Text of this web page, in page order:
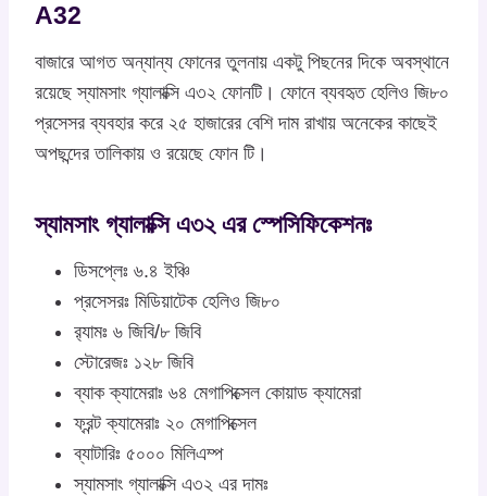
A32
বাজারে আগত অন্যান্য ফোনের তুলনায় একটু পিছনের দিকে অবস্থানে
রয়েছে স্যামসাং গ্যালাক্সি এ৩২ ফোনটি। ফোনে ব্যবহৃত হেলিও জি৮০
প্রসেসর ব্যবহার করে ২৫ হাজারের বেশি দাম রাখায় অনেকের কাছেই
অপছন্দের তালিকায় ও রয়েছে ফোন টি।
স্যামসাং গ্যালাক্সি এ৩২ এর স্পেসিফিকেশনঃ
ডিসপ্লেঃ ৬.৪ ইঞ্চি
প্রসেসরঃ মিডিয়াটেক হেলিও জি৮০
র‍্যামঃ ৬ জিবি/৮ জিবি
স্টোরেজঃ ১২৮ জিবি
ব্যাক ক্যামেরাঃ ৬৪ মেগাপিক্সেল কোয়াড ক্যামেরা
ফ্রন্ট ক্যামেরাঃ ২০ মেগাপিক্সেল
ব্যাটারিঃ ৫০০০ মিলিএম্প
স্যামসাং গ্যালাক্সি এ৩২ এর দামঃ